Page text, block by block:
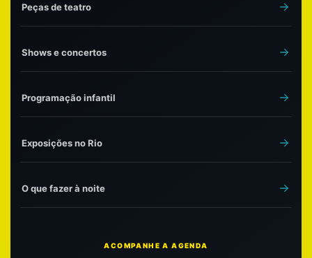
Peças de teatro
Shows e concertos
Programação infantil
Exposições no Rio
O que fazer à noite
ACOMPANHE A AGENDA